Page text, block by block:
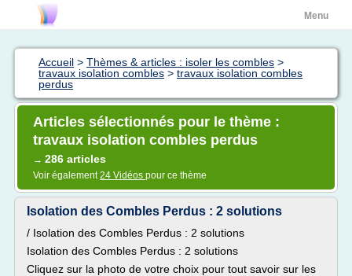
Menu
Accueil > Thèmes & articles : isoler les combles >
travaux isolation combles > travaux isolation combles
perdus
Articles sélectionnés pour le thème :
travaux isolation combles perdus
→ 286 articles
Voir également24 Vidéos pour ce thème
Isolation des Combles Perdus : 2 solutions
/ Isolation des Combles Perdus : 2 solutions
Isolation des Combles Perdus : 2 solutions
Cliquez sur la photo de votre choix pour tout savoir sur les